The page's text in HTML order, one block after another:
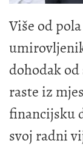
Više od
dohodak
raste iz
financijsku
svoj radni